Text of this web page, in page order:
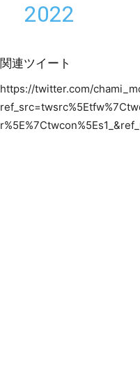
2022
関連ツイート
https://twitter.com/